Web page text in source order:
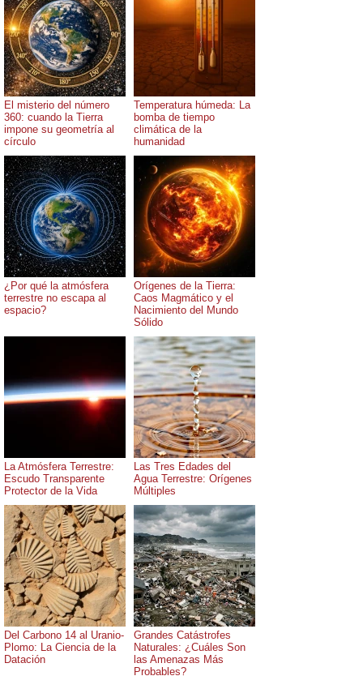
El misterio del número
360: cuando la Tierra
impone su geometría al
círculo
Temperatura húmeda: La
bomba de tiempo
climática de la
humanidad
¿Por qué la atmósfera
terrestre no escapa al
espacio?
Orígenes de la Tierra:
Caos Magmático y el
Nacimiento del Mundo
Sólido
La Atmósfera Terrestre:
Escudo Transparente
Protector de la Vida
Las Tres Edades del
Agua Terrestre: Orígenes
Múltiples
Del Carbono 14 al Uranio-
Plomo: La Ciencia de la
Datación
Grandes Catástrofes
Naturales: ¿Cuáles Son
las Amenazas Más
Probables?